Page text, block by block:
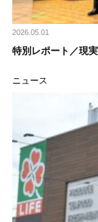
2026.05.01
特別レポート／現
ニュース